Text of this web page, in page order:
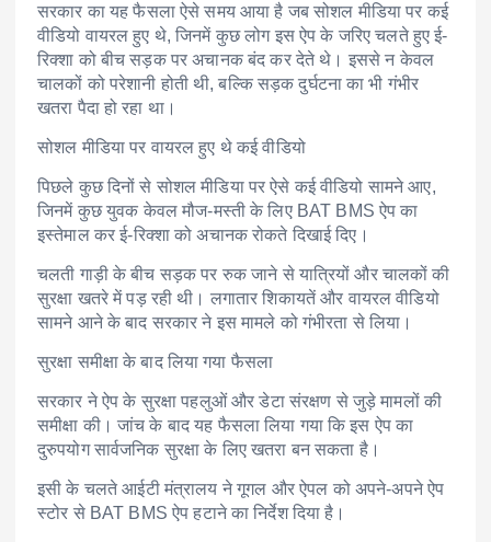
सरकार का यह फैसला ऐसे समय आया है जब सोशल मीडिया पर कई
वीडियो वायरल हुए थे, जिनमें कुछ लोग इस ऐप के जरिए चलते हुए ई-
रिक्शा को बीच सड़क पर अचानक बंद कर देते थे। इससे न केवल
चालकों को परेशानी होती थी, बल्कि सड़क दुर्घटना का भी गंभीर
खतरा पैदा हो रहा था।
सोशल मीडिया पर वायरल हुए थे कई वीडियो
पिछले कुछ दिनों से सोशल मीडिया पर ऐसे कई वीडियो सामने आए,
जिनमें कुछ युवक केवल मौज-मस्ती के लिए BAT BMS ऐप का
इस्तेमाल कर ई-रिक्शा को अचानक रोकते दिखाई दिए।
चलती गाड़ी के बीच सड़क पर रुक जाने से यात्रियों और चालकों की
सुरक्षा खतरे में पड़ रही थी। लगातार शिकायतें और वायरल वीडियो
सामने आने के बाद सरकार ने इस मामले को गंभीरता से लिया।
सुरक्षा समीक्षा के बाद लिया गया फैसला
सरकार ने ऐप के सुरक्षा पहलुओं और डेटा संरक्षण से जुड़े मामलों की
समीक्षा की। जांच के बाद यह फैसला लिया गया कि इस ऐप का
दुरुपयोग सार्वजनिक सुरक्षा के लिए खतरा बन सकता है।
इसी के चलते आईटी मंत्रालय ने गूगल और ऐपल को अपने-अपने ऐप
स्टोर से BAT BMS ऐप हटाने का निर्देश दिया है।